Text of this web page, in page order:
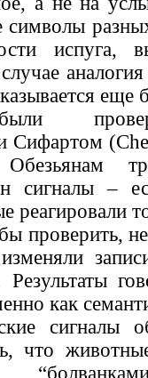
символы
испуга,
еще
Сифартом (
сигналы –
реагировали
проверить,
как
сигналы
что